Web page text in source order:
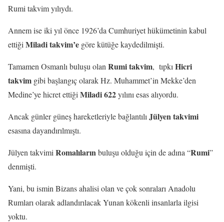
Rumi takvim yılıydı.
Annem ise iki yıl önce 1926’da Cumhuriyet hükümetinin kabul
ettiği Miladi takvim’e göre kütüğe kaydedilmişti.
Tamamen Osmanlı buluşu olan Rumi takvim, tıpkı Hicri
takvim gibi başlangıç olarak Hz. Muhammet’in Mekke’den
Medine’ye hicret ettiği Miladi 622yılını esas alıyordu.
Ancak günler güneş hareketleriyle bağlantılı Jülyentakvimi
esasına dayandırılmıştı.
Jülyen takvimi Romalılarınbuluşu olduğu için de adına “Rumi”
denmişti.
Yani, bu ismin Bizans ahalisi olan ve çok sonraları Anadolu
Rumları olarak adlandırılacak Yunan kökenli insanlarla ilgisi
yoktu.